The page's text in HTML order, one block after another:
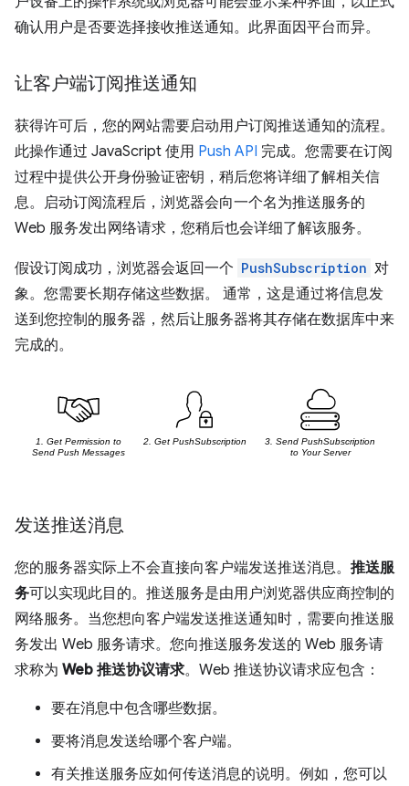
确认用户是否要选择接收推送通知。此界面因平台而异。
让客户端订阅推送通知
获得许可后，您的网站需要启动用户订阅推送通知的流程。
此操作通过 JavaScript 使用 Push API 完成。您需要在订阅
过程中提供公开身份验证密钥，稍后您将详细了解相关信
息。启动订阅流程后，浏览器会向一个名为推送服务的
Web 服务发出网络请求，您稍后也会详细了解该服务。
假设订阅成功，浏览器会返回一个 PushSubscription 对
象。您需要长期存储这些数据。 通常，这是通过将信息发
送到您控制的服务器，然后让服务器将其存储在数据库中来
完成的。
发送推送消息
您的服务器实际上不会直接向客户端发送推送消息。 推送服
务可以实现此目的。推送服务是由用户浏览器供应商控制的
网络服务。当您想向客户端发送推送通知时，需要向推送服
务发出 Web 服务请求。您向推送服务发送的 Web 服务请
求称为 Web 推送协议请求。Web 推送协议请求应包含：
要在消息中包含哪些数据。
要将消息发送给哪个客户端。
有关推送服务应如何传送消息的说明。例如，您可以